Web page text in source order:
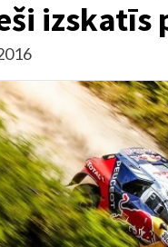
izskatīs